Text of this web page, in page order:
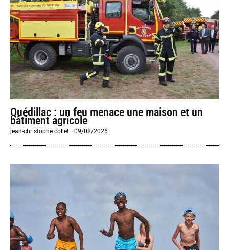
Quédillac : un feu menace une maison et un
bâtiment agricole
jean-christophe collet -09/08/2026